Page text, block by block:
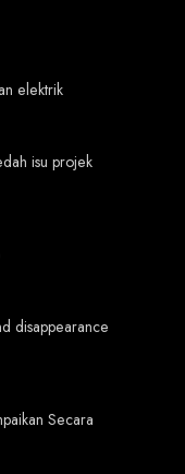
elektrik
isu projek
disappearance
Secara